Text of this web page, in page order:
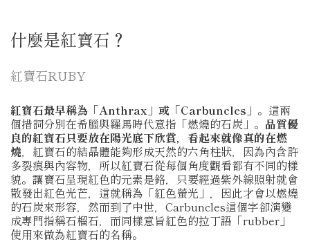
什麼是紅寶石？
紅寶石RUBY
紅寶石最早稱為「Anthrax」或「Carbuncles」 。這兩
個措詞分別在希臘與羅馬時代意指「燃燒的石炭」。 品質優
良的紅寶石只要放在陽光底下欣賞，看起來就像真的在燃
燒，紅寶石的結晶體能夠形成天然的六角柱狀，因為內含許
多裂痕與內容物，所以紅寶石從每個角度觀看都有不同的樣
貌。讓寶石呈現紅色的元素是鉻，只要經過紫外線照射就會
散發出紅色光芒，這就稱為「紅色螢光」，因此才會以燃燒
的石炭來形容，然而到了中世，Carbuncles這個字卻演變
成專門指稱石榴石，而同樣意旨紅色的拉丁語「rubber」
使用來做為紅寶石的名稱。